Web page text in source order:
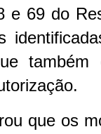
69 do
que os